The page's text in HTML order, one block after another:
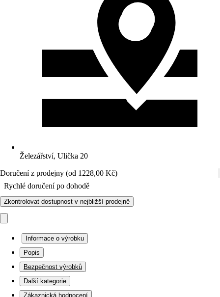
Železářství, Ulička 20
Doručení z prodejny (od 1228,00 Kč)
Rychlé doručení po dohodě
Zkontrolovat dostupnost v nejbližší prodejně
Informace o výrobku
Popis
Bezpečnost výrobků
Další kategorie
Zákaznická hodnocení